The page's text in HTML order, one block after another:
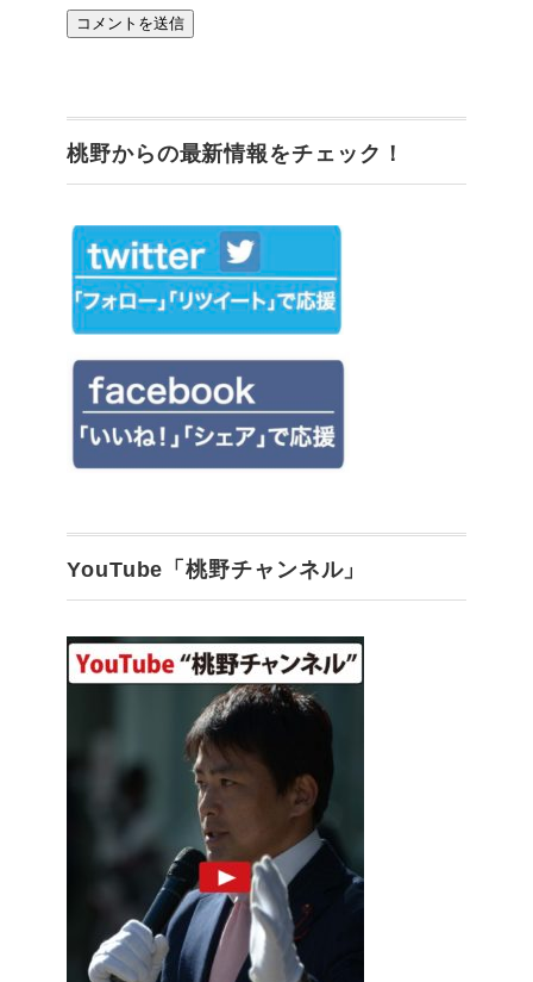
桃野からの最新情報をチェック！
YouTube「桃野チャンネル」